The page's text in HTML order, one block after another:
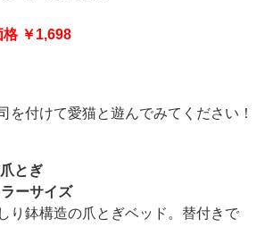
￥1,698
を付けて愛猫と遊んでみてください！
とぎ
ーサイズ
り鉢構造の爪とぎベッド。替付きで